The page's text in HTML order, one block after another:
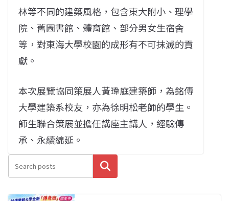
林等不同的建築風格，包含東大附小、理學
院、舊圖書館、體育館、部分男女生宿舍
等，對東海大學校園的成形有不可抹滅的貢
獻。
本次展覽協同策展人黃瑋庭建築師，為銘傳
大學建築系校友，亦為徐明松老師的學生。
師生聯合策展並擔任講座主講人，經驗傳
承、永續綿延。
搜尋